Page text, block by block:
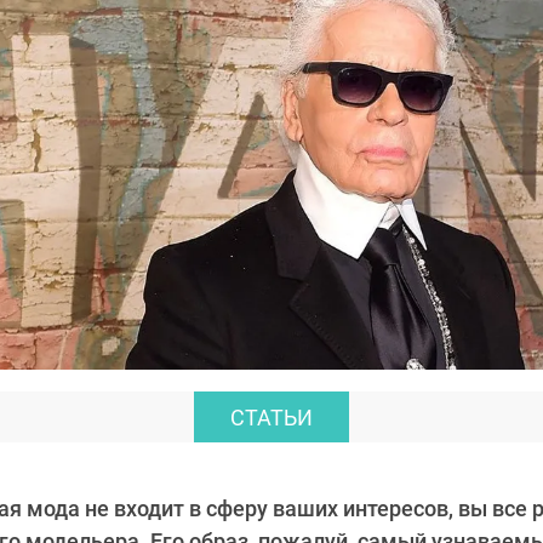
СТАТЬИ
мода не входит в сферу ваших интересов, вы все